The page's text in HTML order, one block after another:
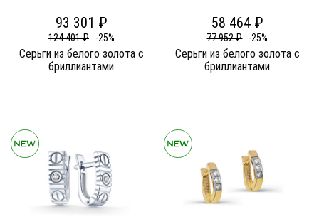
93 301 ₽
124 401 ₽ -25%
Серьги из белого золота c
бриллиантами
58 464 ₽
77 952 ₽ -25%
Серьги из белого золота c
бриллиантами